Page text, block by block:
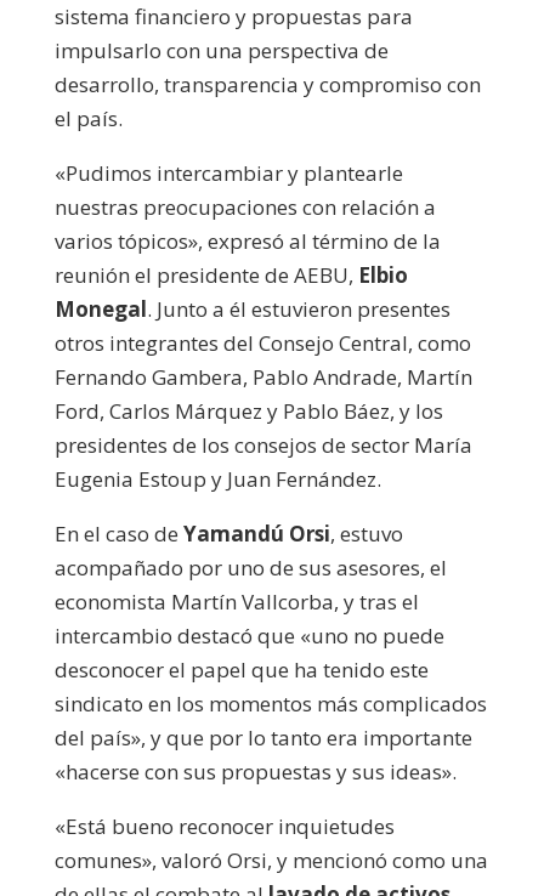
sistema financiero y propuestas para
impulsarlo con una perspectiva de
desarrollo, transparencia y compromiso con
el país.
«Pudimos intercambiar y plantearle
nuestras preocupaciones con relación a
varios tópicos», expresó al término de la
reunión el presidente de AEBU, Elbio
Monegal. Junto a él estuvieron presentes
otros integrantes del Consejo Central, como
Fernando Gambera, Pablo Andrade, Martín
Ford, Carlos Márquez y Pablo Báez, y los
presidentes de los consejos de sector María
Eugenia Estoup y Juan Fernández.
En el caso de Yamandú Orsi, estuvo
acompañado por uno de sus asesores, el
economista Martín Vallcorba, y tras el
intercambio destacó que «uno no puede
desconocer el papel que ha tenido este
sindicato en los momentos más complicados
del país», y que por lo tanto era importante
«hacerse con sus propuestas y sus ideas».
«Está bueno reconocer inquietudes
comunes», valoró Orsi, y mencionó como una